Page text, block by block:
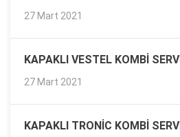
27 Mart 2021
KAPAKLI VESTEL KOMBI
27 Mart 2021
KAPAKLI TRONIC KOMBI